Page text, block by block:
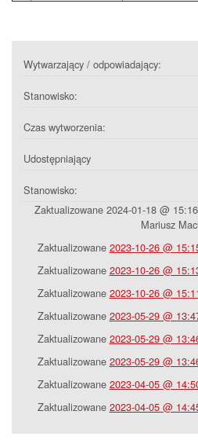
Wytwarzający / odpowiadający:
Stanowisko:
Czas wytworzenia:
Udostępniający
Stanowisko:
Zaktualizowane 2024-01-18 @
Mariusz
Zaktualizowane 2023-10-26 @
Zaktualizowane 2023-10-26 @
Zaktualizowane 2023-10-26 @
Zaktualizowane 2023-05-29 @
Zaktualizowane 2023-05-29 @
Zaktualizowane 2023-05-29 @
Zaktualizowane 2023-04-05 @
Zaktualizowane 2023-04-05 @